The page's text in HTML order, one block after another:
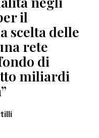
il
scelta delle
rete
di
miliardi